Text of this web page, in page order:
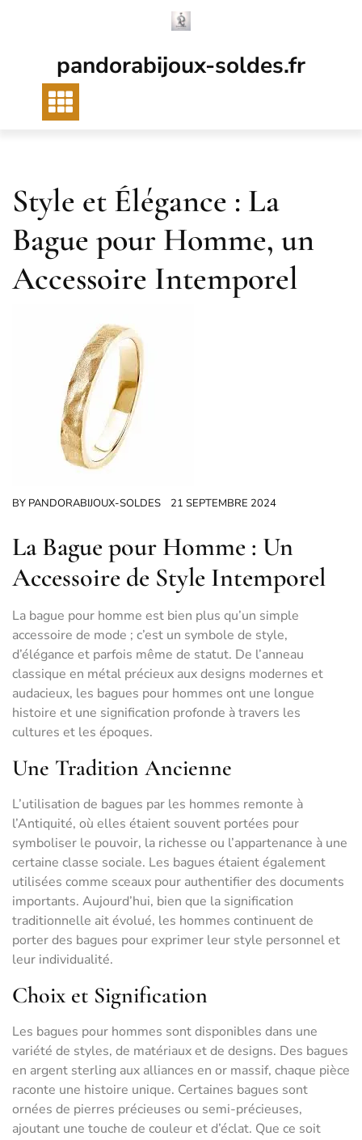
pandorabijoux-soldes.fr
Style et Élégance : La
Bague pour Homme, un
Accessoire Intemporel
BY PANDORABIJOUX-SOLDES 21 SEPTEMBRE 2024
La Bague pour Homme : Un
Accessoire de Style Intemporel
La bague pour homme est bien plus qu’un simple
accessoire de mode ; c’est un symbole de style,
d’élégance et parfois même de statut. De l’anneau
classique en métal précieux aux designs modernes et
audacieux, les bagues pour hommes ont une longue
histoire et une signification profonde à travers les
cultures et les époques.
Une Tradition Ancienne
L’utilisation de bagues par les hommes remonte à
l’Antiquité, où elles étaient souvent portées pour
symboliser le pouvoir, la richesse ou l’appartenance à une
certaine classe sociale. Les bagues étaient également
utilisées comme sceaux pour authentifier des documents
importants. Aujourd’hui, bien que la signification
traditionnelle ait évolué, les hommes continuent de
porter des bagues pour exprimer leur style personnel et
leur individualité.
Choix et Signification
Les bagues pour hommes sont disponibles dans une
variété de styles, de matériaux et de designs. Des bagues
en argent sterling aux alliances en or massif, chaque pièce
raconte une histoire unique. Certaines bagues sont
ornées de pierres précieuses ou semi-précieuses,
ajoutant une touche de couleur et d’éclat. Que ce soit